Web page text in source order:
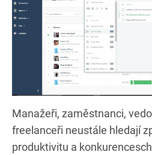
Manažeři, zaměstnanci,
freelanceři neustále hledají
produktivitu a